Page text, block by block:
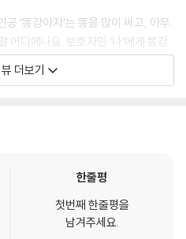
공 ‘똥강아지’는 똥을 많이 싸고, 아무
어디에나요. 보호자인 ‘나’에게 똥강
시간이 늘 즐겁지만, 똥 문제만큼은
본 게 없지요. 산책도 자주 나가고,
결해 보려는 보호자의 다양한 노력
지 건강에 이상이 있는 걸까 병원에
요가도 하고, 강아지 심리 상담을 받
의 건강을 위한 노력을 이어가요. 이
더보기
한줄평
첫번째 한줄평을
남겨주세요.